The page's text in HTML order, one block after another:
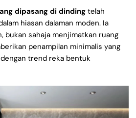
dipasang di dinding telah
hiasan dalaman moden. Ia
bukan sahaja menjimatkan ruang
penampilan minimalis yang
trend reka bentuk